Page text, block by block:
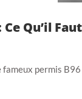
Qu’il Faut
fameux permis